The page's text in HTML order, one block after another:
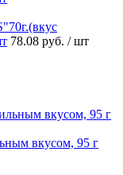
78.08 руб. / шт
вкусом, 95 г